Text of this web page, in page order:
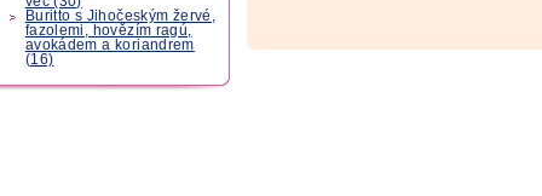
Buritto s Jihočeským žervé,
fazolemi, hovězím ragú,
avokádem a koriandrem
(16)